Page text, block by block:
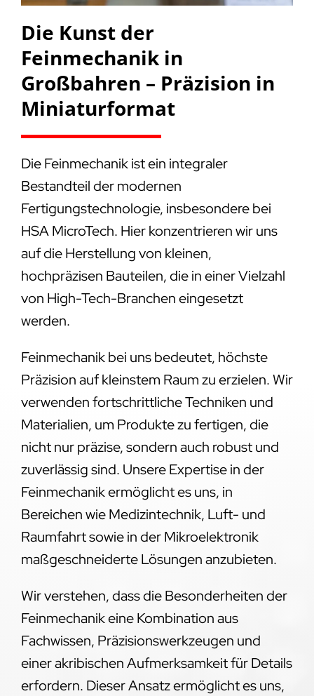
Die Kunst der
Feinmechanik in
Großbahren – Präzision in
Miniaturformat
Die Feinmechanik ist ein integraler
Bestandteil der modernen
Fertigungstechnologie, insbesondere bei
HSA MicroTech. Hier konzentrieren wir uns
auf die Herstellung von kleinen,
hochpräzisen Bauteilen, die in einer Vielzahl
von High-Tech-Branchen eingesetzt
werden.
Feinmechanik bei uns bedeutet, höchste
Präzision auf kleinstem Raum zu erzielen. Wir
verwenden fortschrittliche Techniken und
Materialien, um Produkte zu fertigen, die
nicht nur präzise, sondern auch robust und
zuverlässig sind. Unsere Expertise in der
Feinmechanik ermöglicht es uns, in
Bereichen wie Medizintechnik, Luft- und
Raumfahrt sowie in der Mikroelektronik
maßgeschneiderte Lösungen anzubieten.
Wir verstehen, dass die Besonderheiten der
Feinmechanik eine Kombination aus
Fachwissen, Präzisionswerkzeugen und
einer akribischen Aufmerksamkeit für Details
erfordern. Dieser Ansatz ermöglicht es uns,